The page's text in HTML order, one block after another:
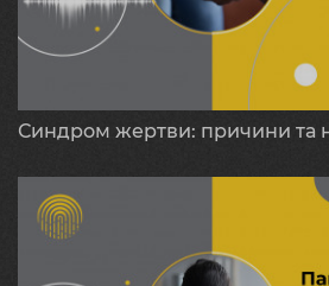
Синдром жертви: причини та